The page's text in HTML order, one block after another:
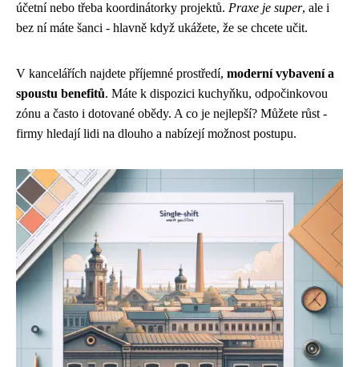
účetní nebo třeba koordinátorky projektů. Praxe je super, ale i
bez ní máte šanci - hlavně když ukážete, že se chcete učit.
V kancelářích najdete příjemné prostředí, moderní vybavení a
spoustu benefitů. Máte k dispozici kuchyňku, odpočinkovou
zónu a často i dotované obědy. A co je nejlepší? Můžete růst -
firmy hledají lidi na dlouho a nabízejí možnost postupu.